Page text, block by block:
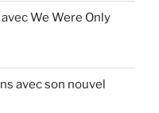
We Were Only
avec son nouvel